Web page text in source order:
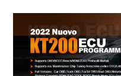
ECU PROGRAMMATORE
KEY CUTTING MACHINE